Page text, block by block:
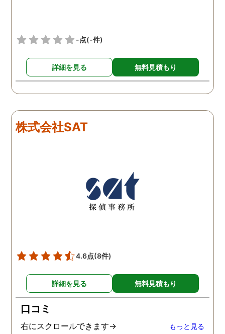
-点(-件)
詳細を見る 無料見積もり
株式会社SAT
4.6点(8件)
詳細を見る 無料見積もり
口コミ
右にスクロールできます→ もっと見る